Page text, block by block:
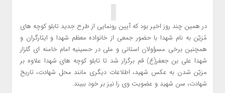
در همین چند روز اخیر بود که آیین رونمایی از طرح جدید تابلو کوچه ‌های
مُزیّن به نام شهدا با حضور جمعی از خانواده معظم شهدا و ایثارگران و
همچنین برخی مسؤولان استانی و ملی در حسینیه امام خامنه ‌ای گلزار
شهدا علی بن جعفر(ع) قم برگزار شد تا تابلو کوچه های شهدا علاوه بر
مزیّن شدن به عکس شهید، اطلاعات دیگری مانند محل شهادت، تاریخ
شهادت، سن شهید و عضویت وی را نیز بر خود ببیند.